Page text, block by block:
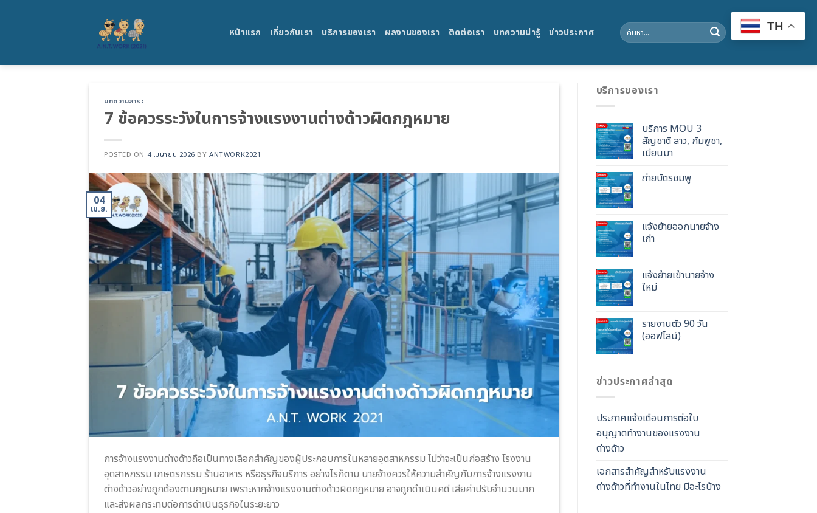
หน้าแรก เกี่ยวกับเรา บริการของเรา ผลงานของเรา ติดต่อเรา บทความน่ารู้ ข่าวประกาศ
Search
for:
บทความสาระ
7 ข้อควรระวังในการจ้างแรงงานต่างด้าวผิดกฎหมาย
POSTED ON 4 เมษายน 2026 BYANTWORK2021
04
เม.ย.
การจ้างแรงงานต่างด้าวถือเป็นทางเลือกสำคัญของผู้ประกอบการในหลายอุตสาหกรรม ไม่ว่าจะเป็นก่อสร้าง โรงงาน
อุตสาหกรรม เกษตรกรรม ร้านอาหาร หรือธุรกิจบริการ อย่างไรก็ตาม นายจ้างควรให้ความสำคัญกับการจ้างแรงงาน
ต่างด้าวอย่างถูกต้องตามกฎหมาย เพราะหากจ้างแรงงานต่างด้าวผิดกฎหมาย อาจถูกดำเนินคดี เสียค่าปรับจำนวนมาก
และส่งผลกระทบต่อการดำเนินธุรกิจในระยะยาว
บริการของเรา
บริการ MOU 3
สัญชาติ ลาว, กัมพูชา,
เมียนมา
ถ่ายบัตรชมพู
แจ้งย้ายออกนายจ้าง
เก่า
แจ้งย้ายเข้านายจ้าง
ใหม่
รายงานตัว 90 วัน
(ออฟไลน์)
ข่าวประกาศล่าสุด
ประกาศแจ้งเตือนการต่อใบ
อนุญาตทำงานของแรงงาน
ต่างด้าว
เอกสารสำคัญสำหรับแรงงาน
ต่างด้าวที่ทำงานในไทย มีอะไรบ้าง
TH